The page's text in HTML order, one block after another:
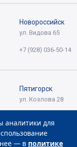
Новороссийск
ул. Видова 65
+7 (928) 036-50-14
Пятигорск
ул. Козлова 28
аналитики для
— в политике